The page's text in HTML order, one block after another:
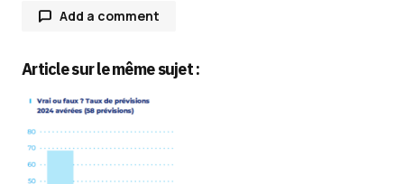
Add a comment
Votre adresse e-mail ne sera pas publiée.
champs obligatoires sont indiqués avec
Comment*
Article sur le même sujet :